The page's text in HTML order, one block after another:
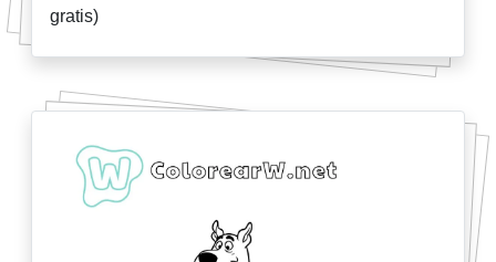
gratis)